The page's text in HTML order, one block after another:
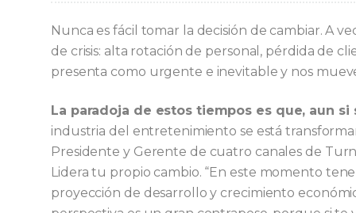
Nunca es fácil tomar la decisión de cambiar. A
de crisis: alta rotación de personal, pérdida de
presenta como urgente e inevitable y nos
La paradoja de estos tiempos es que, aun
industria del entretenimiento se está
Presidente y Gerente de cuatro canales de
Lidera tu propio cambio. “En este momento
proyección de desarrollo y crecimiento